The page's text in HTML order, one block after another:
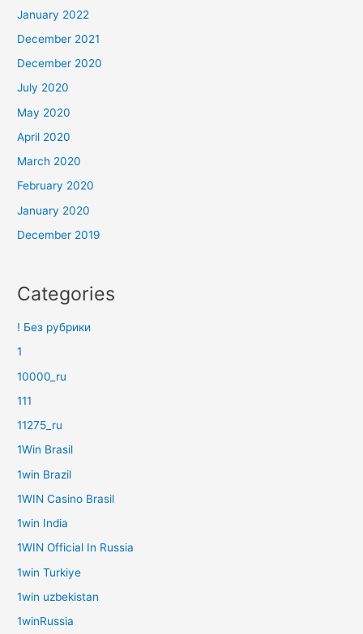
January 2022
December 2021
December 2020
July 2020
May 2020
April 2020
March 2020
February 2020
January 2020
December 2019
Categories
! Без рубрики
1
10000_ru
111
11275_ru
1Win Brasil
1win Brazil
1WIN Casino Brasil
1win India
1WIN Official In Russia
1win Turkiye
1win uzbekistan
1winRussia